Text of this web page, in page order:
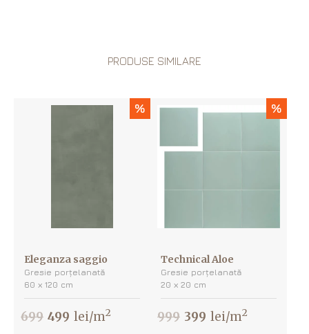
PRODUSE SIMILARE
%
Eleganza saggio
Gresie porțelanată
60 х 120 cm
699 499 lei/m2
%
Technical Aloe
Gresie porțelanată
20 х 20 cm
999 399 lei/m2